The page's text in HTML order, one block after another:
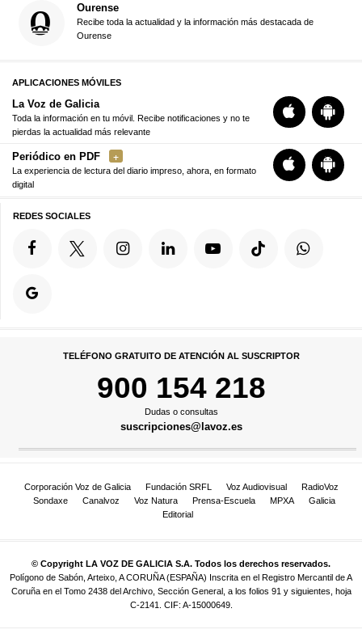
Ourense
Recibe toda la actualidad y la información más destacada de
Ourense
APLICACIONES MÓVILES
La Voz de Galicia
Toda la información en tu móvil. Recibe notificaciones y no te
pierdas la actualidad más relevante
Periódico en PDF
La experiencia de lectura del diario impreso, ahora, en formato
digital
REDES SOCIALES
TELÉFONO GRATUITO DE ATENCIÓN AL SUSCRIPTOR
900 154 218
Dudas o consultas
suscripciones@lavoz.es
Corporación Voz de Galicia Fundación SRFL Voz Audiovisual
RadioVoz
Sondaxe
Canalvoz Voz Natura Prensa-Escuela MPXA
Galicia
Editorial
© Copyright LA VOZ DE GALICIA S.A. Todos los derechos reservados.
Polígono de Sabón, Arteixo, A CORUÑA (ESPAÑA) Inscrita en el Registro Mercantil de A
Coruña en el Tomo 2438 del Archivo, Sección General, a los folios 91 y siguientes, hoja
C-2141. CIF: A-15000649.